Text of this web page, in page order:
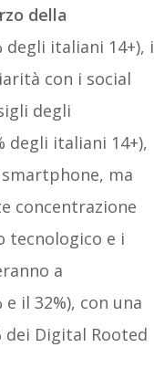
della
degli italiani 14+), i
con i social
degli
degli italiani 14+),
ma
concentrazione
tecnologico e i
a
il 32%), con una
Digital Rooted